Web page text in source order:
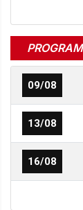
09/08
13/08
16/08